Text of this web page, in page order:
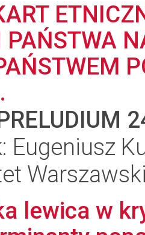
PAŃSTWA
Eugeniusz
lewica w